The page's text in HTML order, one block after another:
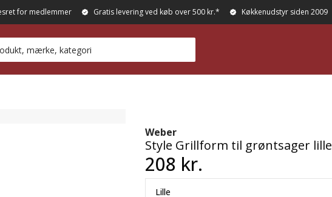
for medlemmer Gratis levering ved køb over 500 kr.* Køkkenudstyr siden 2009
Weber
Style Grillform til grøntsager lille
208 kr.
Lille